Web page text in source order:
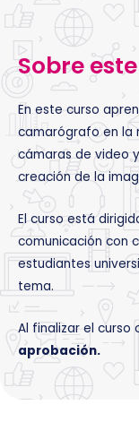
Sobre
En este curso
camarógrafo en la
cámaras de video
creación de la
El curso está
comunicación con
estudiantes
tema.
Al finalizar el curso
aprobación.